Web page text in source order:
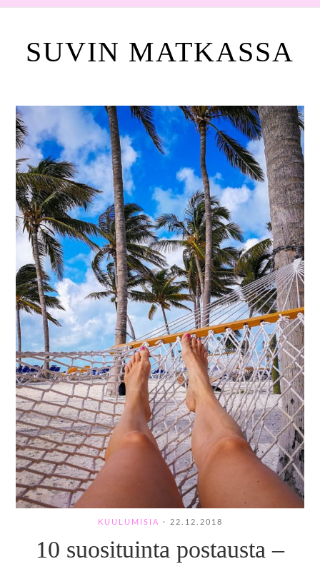
SUVIN MATKASSA
KUULUMISIA · 22.12.2018
10 suosituinta postausta –